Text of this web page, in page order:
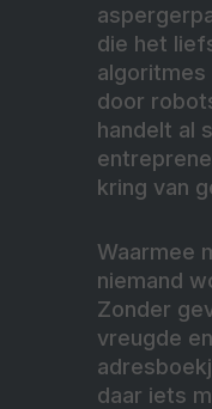
die het
door
handelt al
kring van
Waarmee
niemand
Zonder
vreugde
daar iets